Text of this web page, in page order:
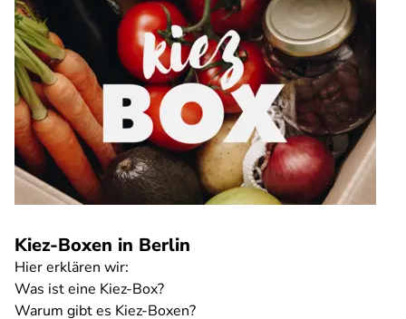
Kiez-Boxen in Berlin
Hier erklären wir:
Was ist eine Kiez-Box?
Warum gibt es Kiez-Boxen?